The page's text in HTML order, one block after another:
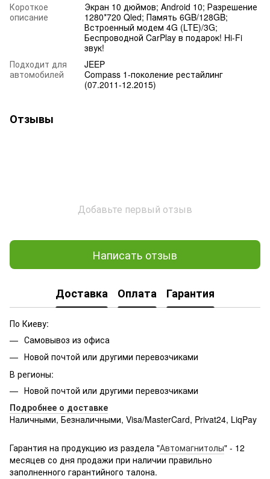
Короткое
описание
Экран 10 дюймов; Android 10; Разрешение
1280*720 Qled; Память 6GB/128GB;
Встроенный модем 4G (LTE)/3G;
Беспроводной CarPlay в подарок! Hi-Fi
звук!
Подходит для
автомобилей
JEEP
Compass 1-поколение рестайлинг
(07.2011-12.2015)
Отзывы
Добавьте первый отзыв
Написать отзыв
Доставка Оплата Гарантия
По Киеву:
Самовывоз из офиса
Новой почтой или другими перевозчиками
В регионы:
Новой почтой или другими перевозчиками
Подробнее о доставке
Наличными, Безналичными, Visa/MasterCard, Privat24, LiqPay
g361hhadsek/p3316040/#
Гарантия на продукцию из раздела "Автомагнитолы" - 12
месяцев со дня продажи при наличии правильно
заполненного гарантийного талона.